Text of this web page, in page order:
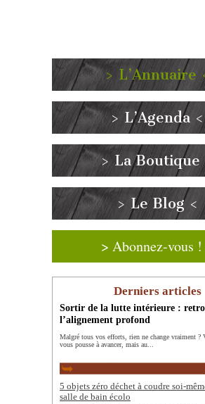
> L’Annuaire
> L’Agenda <
> La Boutique
> Le Blog <
> Abonnez-vous
Derniers articles
Sortir de la lutte intérieure :
l’alignement profond
Malgré tous vos efforts, rien ne change vraiment ?
vous pousse à avancer, mais au...
5 objets zéro déchet à coudre soi-
salle de bain écolo